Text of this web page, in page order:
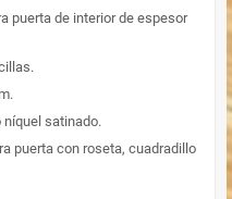
puerta de interior de espesor
níquel satinado.
puerta con roseta, cuadradillo